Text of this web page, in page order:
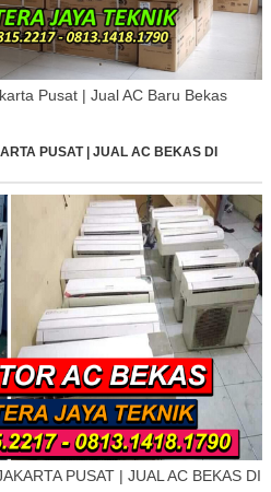
Pusat | Jual AC Baru Bekas
PUSAT | JUAL AC BEKAS DI
PUSAT | JUAL AC BEKAS DI